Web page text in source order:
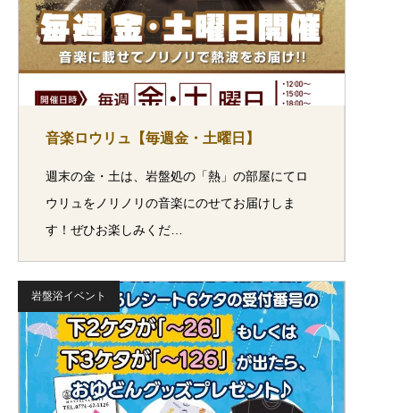
音楽ロウリュ【毎週金・土曜日】
週末の金・土は、岩盤処の「熱」の部屋にてロ
ウリュをノリノリの音楽にのせてお届けしま
す！ぜひお楽しみくだ…
岩盤浴イベント